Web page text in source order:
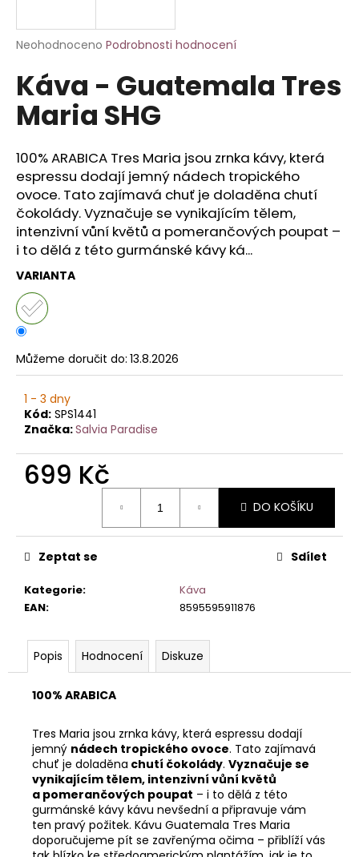
Průměrné
produktu
je
0,0
hvězdiček.
Neohodnoceno Podrobnosti hodnocení
Káva - Guatemala Tres
Maria SHG
100% ARABICA Tres Maria jsou zrnka kávy, která
espressu dodají jemný nádech tropického
ovoce. Tato zajímavá chuť je doladěna chutí
čokolády. Vyznačuje se vynikajícím tělem,
intenzivní vůní květů a pomerančových poupat –
i to dělá z této gurmánské kávy ká...
VARIANTA
Můžeme doručit do: 13.8.2026
1 - 3 dny
Kód: SPS1441
Značka:Salvia Paradise
699 Kč
DO KOŠÍKU
Kategorie:
Káva
EAN: 8595595911876
Zeptat se Sdílet
Popis Hodnocení Diskuze
100% ARABICA
Tres Maria jsou zrnka kávy, která espressu dodají
jemný nádech tropického ovoce. Tato zajímavá
chuť je doladěna chutí čokolády. Vyznačuje se
vynikajícím tělem, intenzivní vůní květů
a pomerančových poupat – i to dělá z této
gurmánské kávy kávu nevšední a připravuje vám
ten pravý požitek. Kávu Guatemala Tres Maria
doporučujeme pít se zavřenýma očima – přiblíží vás
j
t
?
HLEDAT
D
o
p
o
r
u
č
u
e
m
e